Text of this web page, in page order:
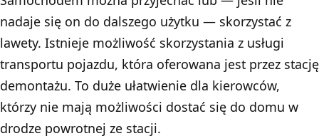
nadaje się on do dalszego użytku — skorzystać z
lawety. Istnieje możliwość skorzystania z usługi
transportu pojazdu, która oferowana jest przez stację
demontażu. To duże ułatwienie dla kierowców,
którzy nie mają możliwości dostać się do domu w
drodze powrotnej ze stacji.